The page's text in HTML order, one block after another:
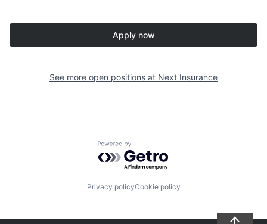
Apply now
See more open positions at Next Insurance
Powered by Getro.com
Privacy policyCookie policy